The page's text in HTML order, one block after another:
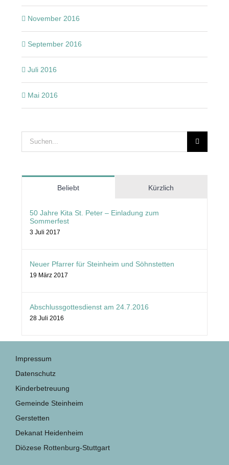
November 2016
September 2016
Juli 2016
Mai 2016
Suche
nach:
Beliebt Kürzlich
50 Jahre Kita St. Peter – Einladung zum
Sommerfest
3 Juli 2017
Neuer Pfarrer für Steinheim und Söhnstetten
19 März 2017
Abschlussgottesdienst am 24.7.2016
28 Juli 2016
Impressum
Datenschutz
Kinderbetreuung
Gemeinde Steinheim
Gerstetten
Dekanat Heidenheim
Diözese Rottenburg-Stuttgart